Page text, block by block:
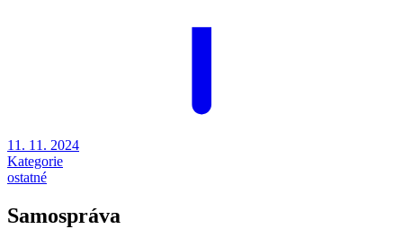
11. 11. 2024
Kategorie
ostatné
Samospráva